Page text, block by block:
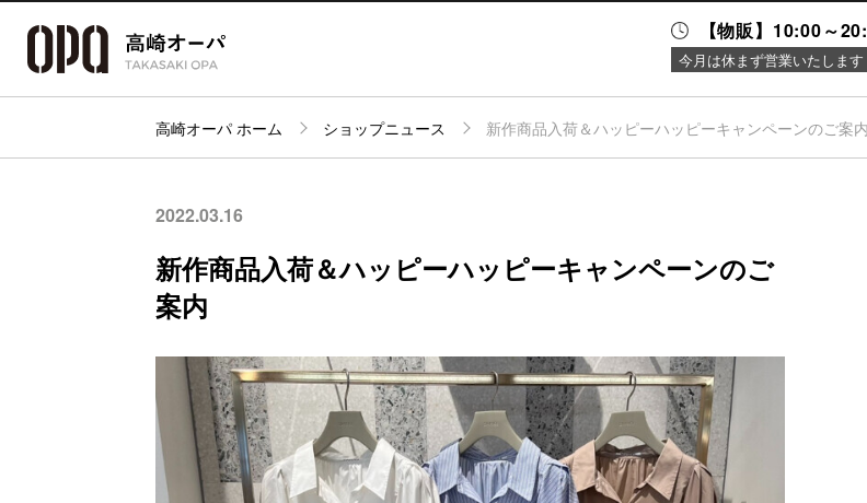
【物販】10:00～
今月は休まず営業いたします
パーキング
ニュース＆
イベント
高崎オーパ ホーム ショップニュース 新作商品入荷＆ハッピーハッピーキャンペーンのご案内
2022.03.16
新作商品入荷＆ハッピーハッピーキャンペーンのご
案内